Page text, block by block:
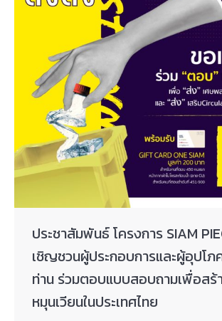
ประชาสัมพันธ์ โครงการ SIAM
เชิญชวนผู้ประกอบการและผู้อุปโภ
ท่าน ร่วมตอบแบบสอบถามเพื่อสร้
หมุนเวียนในประเทศไทย